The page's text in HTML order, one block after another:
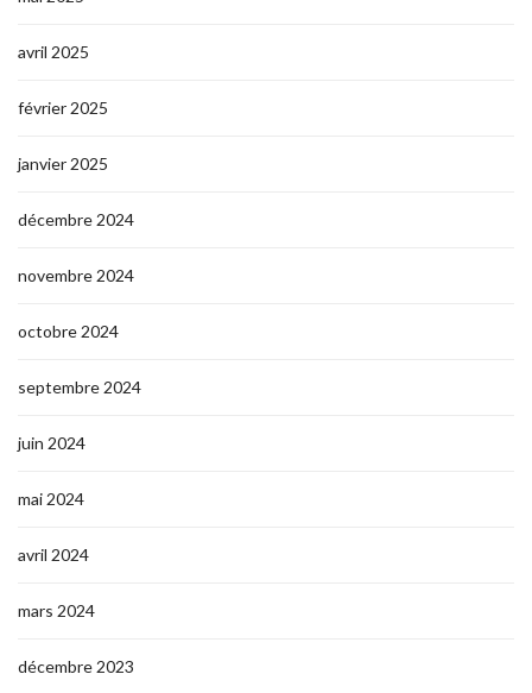
avril 2025
février 2025
janvier 2025
décembre 2024
novembre 2024
octobre 2024
septembre 2024
juin 2024
mai 2024
avril 2024
mars 2024
décembre 2023